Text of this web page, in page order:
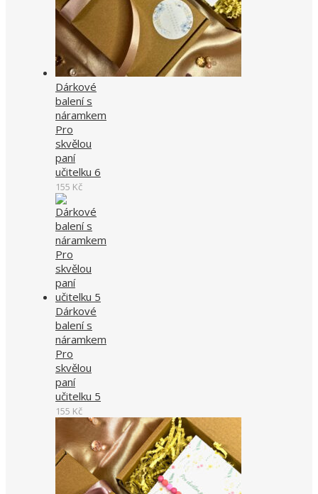
Dárkové
balení s
náramkem
Pro
skvělou
paní
učitelku 6
155 Kč
Dárkové
balení s
náramkem
Pro
skvělou
paní
učitelku 5
155 Kč